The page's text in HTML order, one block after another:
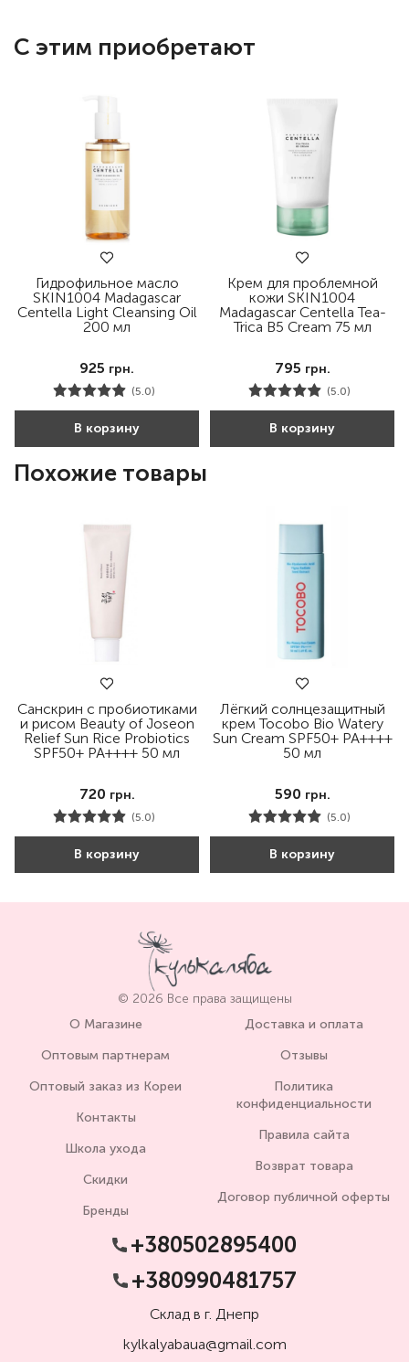
С этим приобретают
Гидрофильное масло
SKIN1004 Madagascar
Centella Light Cleansing Oil
200 мл
925 грн.
(5.0)
В корзину
Крем для проблемной
кожи SKIN1004
Madagascar Centella Tea-
Trica B5 Cream 75 мл
795 грн.
(5.0)
В корзину
Похожие товары
Санскрин с пробиотиками
и рисом Beauty of Joseon
Relief Sun Rice Probiotics
SPF50+ PA++++ 50 мл
720 грн.
(5.0)
В корзину
Лёгкий солнцезащитный
крем Tocobo Bio Watery
Sun Cream SPF50+ PA++++
50 мл
590 грн.
(5.0)
В корзину
© 2026 Все права защищены
О Магазине
Оптовым партнерам
Оптовый заказ из Кореи
Контакты
Школа ухода
Скидки
Бренды
Доставка и оплата
Отзывы
Политика
конфиденциальности
Правила сайта
Возврат товара
Договор публичной оферты
+380502895400
+380990481757
Склад в г. Днепр
kylkalyabaua@gmail.com